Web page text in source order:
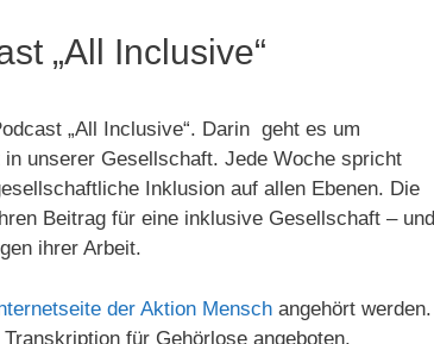
„All Inclusive“
„All Inclusive“. Darin geht es um
unserer Gesellschaft. Jede Woche spricht
Inklusion auf allen Ebenen. Die
Beitrag für eine inklusive Gesellschaft – und
ihrer Arbeit.
der Aktion Mensch angehört werden.
für Gehörlose angeboten.